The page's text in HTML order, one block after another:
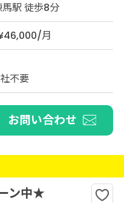
駅 徒歩8分
月
不要
お問い合わせ
ン中★